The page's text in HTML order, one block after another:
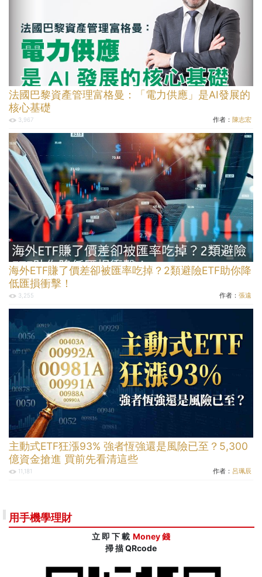
法國巴黎資產管理富格曼：「電力供應」是AI發展的
核心基礎
3,967 作者： 陳志宏
海外ETF賺了價差卻被匯率吃掉？2類避險ETF助你降
低匯損衝擊！
3,255 作者： 張遠
主動式ETF狂漲93% 強者恆強還是風險已至？5,300
億資金搶進 買前先看清這些
11,181 作者： 呂珮辰
用手機學理財
立 即 下 載 Money 錢
掃 描 QRcode